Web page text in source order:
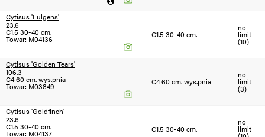
Cytisus 'Fulgens'
23.6
C1.5 30-40 cm.
Towar: M04136 C1.5 30-40 cm.
no
limit
(10)
Cytisus 'Golden Tears'
106.3
C4 60 cm. wys.pnia
Towar: M03849 C4 60 cm. wys.pnia
no
limit
(3)
Cytisus 'Goldfinch'
23.6
C1.5 30-40 cm.
Towar: M04137 C1.5 30-40 cm.
no
limit